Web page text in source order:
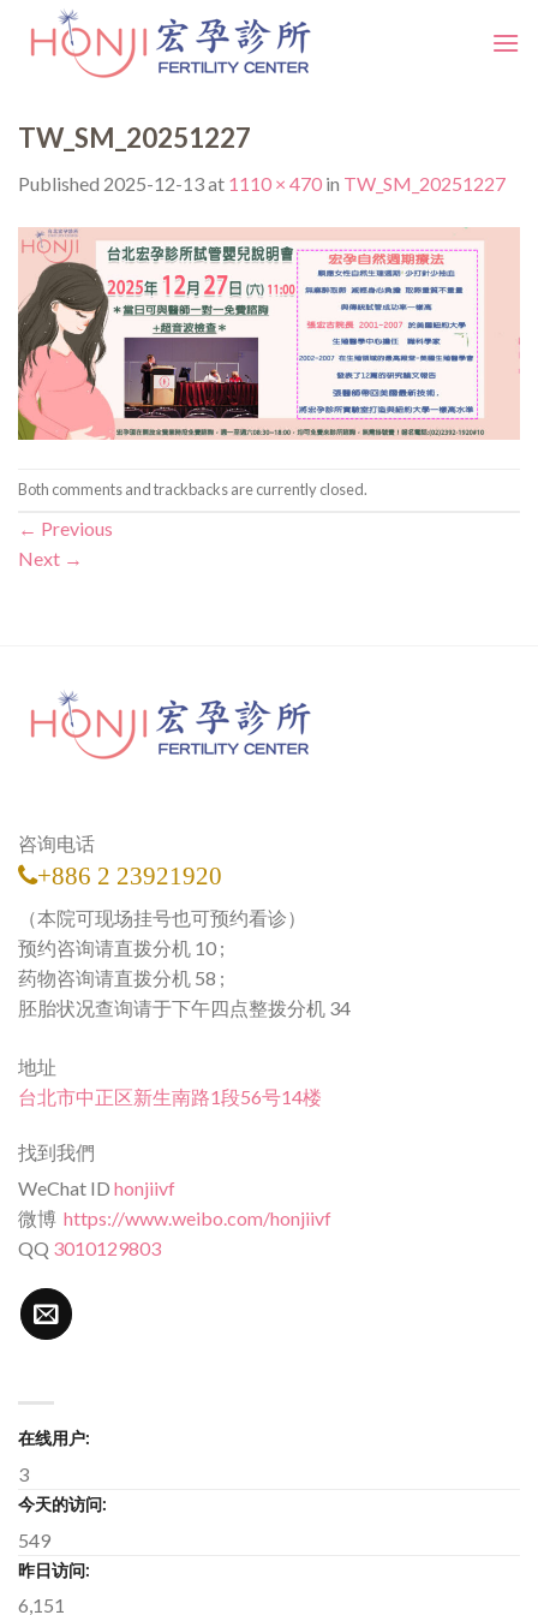
TW_SM_20251227
Published 2025-12-13at 1110 × 470 in TW_SM_20251227
Both comments and trackbacks are currently closed.
← Previous
Next →
咨询电话
+886 2 23921920
（本院可现场挂号也可预约看诊）
预约咨询请直拨分机 10 ;
药物咨询请直拨分机 58 ;
胚胎状况查询请于下午四点整拨分机 34
地址
台北市中正区新生南路1段56号14楼
找到我們
WeChat ID honjiivf
微博 https://www.weibo.com/honjiivf
QQ 3010129803
在线用户:
3
今天的访问:
549
昨日访问:
6,151